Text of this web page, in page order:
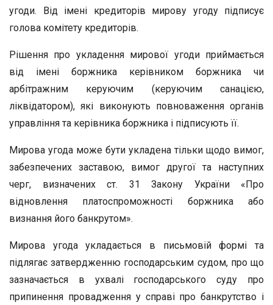
угоди. Від імені кредиторів мирову угоду підписує
голова комітету кредиторів.
Рішення про укладення мирової угоди приймається
від імені боржника керівником боржника чи
арбітражним керуючим (керуючим санацією,
ліквідатором), які виконують повноваження органів
управління та керівника боржника і підписують її.
Мирова угода може бути укладена тільки щодо вимог,
забезпечених заставою, вимог другої та наступних
черг, визначених ст. 31 Закону України «Про
відновлення платоспроможності боржника або
визнання його банкрутом».
Мирова угода укладається в письмовій формі та
підлягає затвердженню господарським судом, про що
зазначається в ухвалі господарського суду про
припинення провадження у справі про банкрутство і